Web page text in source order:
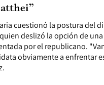
cuestionó la postura del
deslizó la opción de
por el republicano.
obviamente a enfrentar